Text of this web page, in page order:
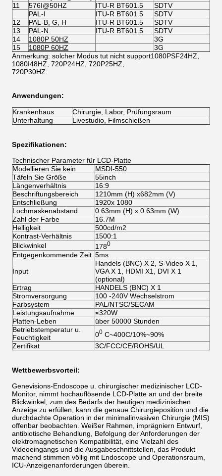
11
576I@50HZ ITU-R BT601.5
SDTV
PAL-I
ITU-R BT601.5
SDTV
12
PAL-B, G, H ITU-R BT601.5
SDTV
13
PAL-N ITU-R BT601.5
SDTV
14
1080P 50HZ
3G
15
1080P 60HZ
3G
Anmerkung: solcher Modus tut nicht support1080PSF24HZ,
1080I48HZ, 720P24HZ, 720P25HZ,
720P30HZ.
Anwendungen:
Krankenhaus
Chirurgie, Labor, Prüfungsraum
Unterhaltung
Livestudio, Filmschießen
Spezifikationen:
Technischer Parameter für LCD-Platte
Modellieren Sie kein
MSDI-550
Täfeln Sie Größe
55inch
Längenverhältnis
16:9
Beschriftungsbereich
1210mm (H) x682mm (V)
Entschließung
1920x 1080
Lochmaskenabstand
0.63mm (H) x 0.63mm (W)
Zahl der Farbe
16.7M
Helligkeit
500cd/m2
Kontrast-Verhältnis
1500:1
Blickwinkel
1780
Entgegenkommende Zeit 5ms
Input
Handels (BNC) X 2, S-Video X 1,
VGA X 1, HDMI X1, DVI X 1
(optional)
Ertrag
HANDELS (BNC) X 1
Stromversorgung
100 -240V Wechselstrom
Farbsystem
PAL/NTSC/SECAM
Leistungsaufnahme
≤320W
Platten-Leben
über 50000 Stunden
Betriebstemperatur u.
Feuchtigkeit
00 C~400C/10%~90%
Zertifikat
3C/FCC/CE/ROHS/UL
Wettbewerbsvorteil:
Genevisions-Endoscope u. chirurgischer medizinischer LCD-
Monitor, nimmt hochauflösende LCD-Platte an und der breite
Blickwinkel, zum des Bedarfs der heutigen medizinischen
Anzeige zu erfüllen, kann die genaue Chirurgieposition und die
durchdachte Operation in der minimalinvasiven Chirurgie (MIS)
offenbar beobachten. Weißer Rahmen, imprägniern Entwurf,
antibiotische Behandlung, Befolgung der Anforderungen der
elektromagnetischen Kompatibilität, eine Vielzahl des
Videoeingangs und die Ausgabeschnittstellen, das Produkt
machend stimmen völlig mit Endoscope und Operationsraum,
ICU-Anzeigenanforderungen überein.